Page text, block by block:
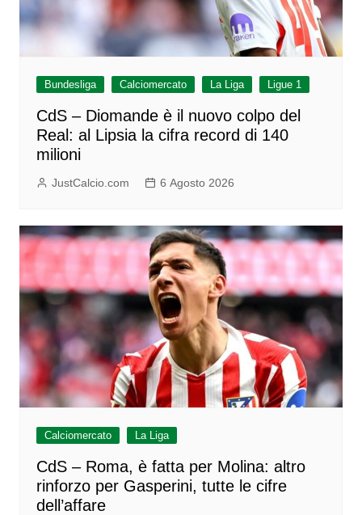
Bundesliga Calciomercato La Liga Ligue 1
CdS – Diomande è il nuovo colpo del
Real: al Lipsia la cifra record di 140
milioni
JustCalcio.com 6 Agosto 2026
Calciomercato La Liga
CdS – Roma, è fatta per Molina: altro
rinforzo per Gasperini, tutte le cifre
dell’affare